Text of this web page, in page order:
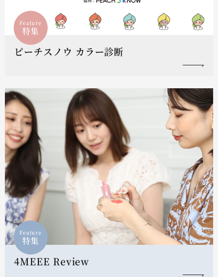
Feature
特集
ピーチスノウ カラー診断
Feature
特集
4MEEE Review